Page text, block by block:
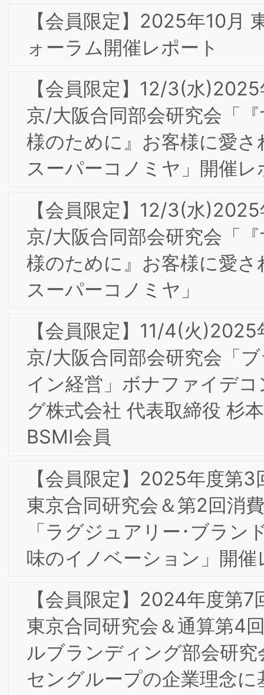
てる社会を発展させる人財－」開催レポ
ート
第10回丸の内ゼミナール「今日の消費と
ブランド・イノベーション」を開催しま
した
【会員限定】2024年3月 東京第23回フ
ォーラム開催レポート
9/6(金)9/7(土)2024年度東阪合同夏季合
宿研究会in大阪開催の報告
【会員限定】2024年6月BSMI第3回東
京/大阪合同研究会 開催レポート
【会員限定】2024年5月BSMI第2回東
社コレクシア芹澤氏からのお知らせ
当研究所会員 小々馬 敦氏のご著書『新
費をつくるα世代』（日経BP社）が出版
されました
【会員限定】2024年4月BSMI第1回大
東京合同研究会＆第１回消費者部会研究
会 開催レポート
当研究所会員『大阪王将の「超える」経
営』が出版されました
【会員限定】2024年2月BSMIインター
ナルブランディング部会研究会「理念へ
組み」開催レポート
【会員限定】2024年2月第4回東京/大阪
合同部会研究会「ダイレクトマーケティ
ング2023-レスポンスとブランディン
の融合 ～大手食品メーカー、大手アパ